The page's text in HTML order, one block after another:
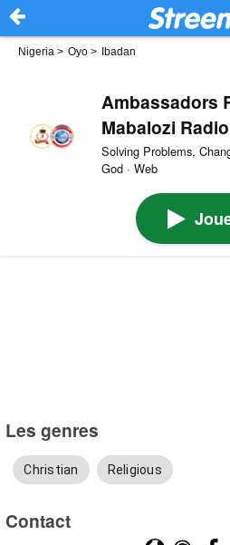
Nigeria > Oyo > Ibadan
Ambassadors
Mabalozi
Solving Problems,
God · Web
Les genres
Christian Religious
Contact